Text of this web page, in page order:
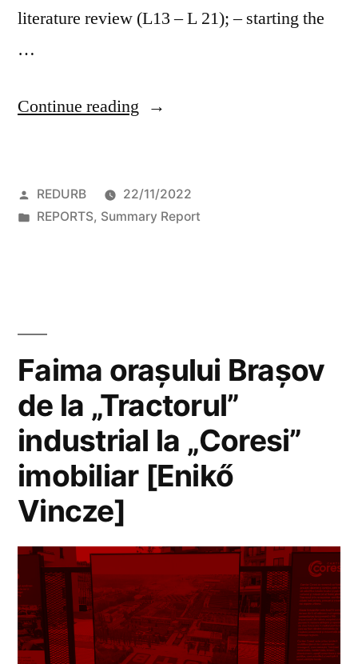
literature review (L13 – L 21); – starting the
…
Continue reading “Summary
report
for
Posted
by
REDURB
22/11/2022
Posted
REPORTS, Summary Report
Faima orașului Brașov
de la „Tractorul”
industrial la „Coresi”
imobiliar [Enikő
Vincze]